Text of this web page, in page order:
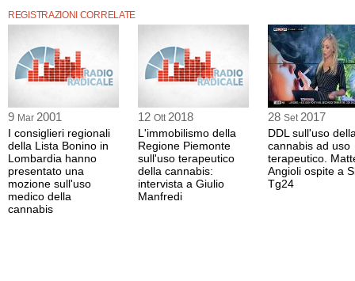
REGISTRAZIONI CORRELATE
9 Mar 2001
I consiglieri regionali
della Lista Bonino in
Lombardia hanno
presentato una
mozione sull'uso
medico della
cannabis
12 Ott 2018
L'immobilismo della
Regione Piemonte
sull'uso terapeutico
della cannabis:
intervista a Giulio
Manfredi
28 Set 2017
DDL sull'uso
cannabis ad uso
terapeutico.
Angioli ospite a
Tg24